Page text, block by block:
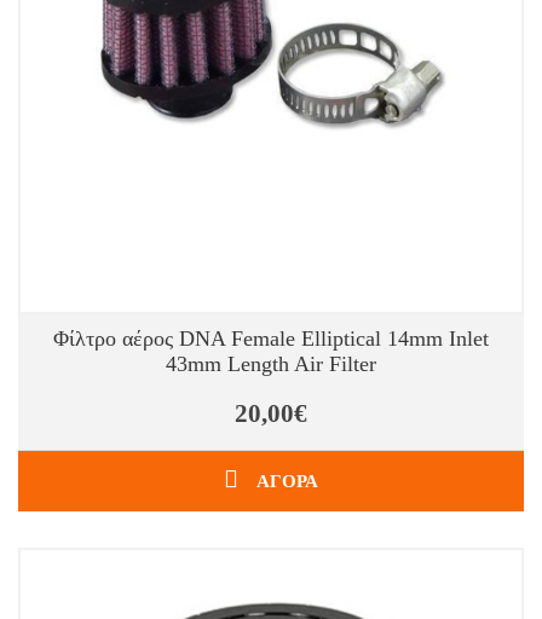
Φίλτρο αέρος DNA Female Elliptical 14mm Inlet
43mm Length Air Filter
20,00€
ΑΓΟΡΑ